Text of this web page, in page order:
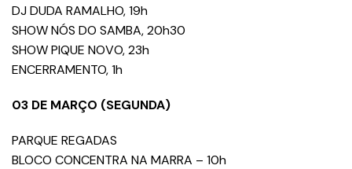
DJ DUDA RAMALHO, 19h
SHOW NÓS DO SAMBA, 20h30
SHOW PIQUE NOVO, 23h
ENCERRAMENTO, 1h
03 DE MARÇO (SEGUNDA)
PARQUE REGADAS
BLOCO CONCENTRA NA MARRA – 10h